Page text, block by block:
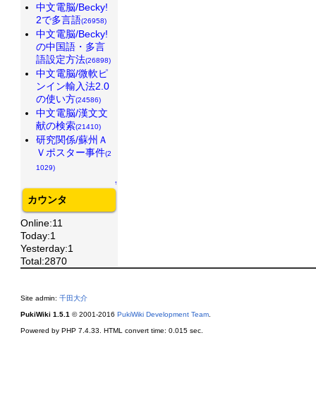
中文電脳/Becky!
2で多言語(26958)
中文電脳/Becky!
の中国語・多言
語設定方法(26898)
中文電脳/微軟ピ
ンイン輸入法2.0
の使い方(24586)
中文電脳/漢文文
献の検索(21410)
研究関係/蘇州Ａ
Ｖポスター事件(2
1029)
↑
カウンタ
Online:11
Today:1
Yesterday:1
Total:2870
Site admin: 千田大介
PukiWiki 1.5.1 © 2001-2016 PukiWiki Development Team.
Powered by PHP 7.4.33. HTML convert time: 0.015 sec.